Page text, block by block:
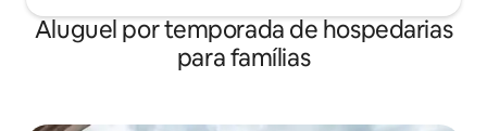
Aluguel por temporada de hospedarias
para famílias